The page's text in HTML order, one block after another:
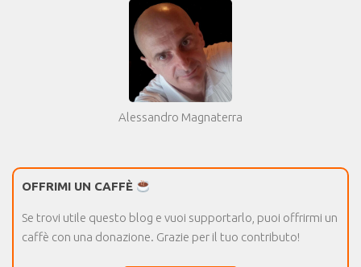
Alessandro Magnaterra
OFFRIMI UN CAFFÈ
Se trovi utile questo blog e vuoi supportarlo, puoi offrirmi un
caffè con una donazione. Grazie per il tuo contributo!